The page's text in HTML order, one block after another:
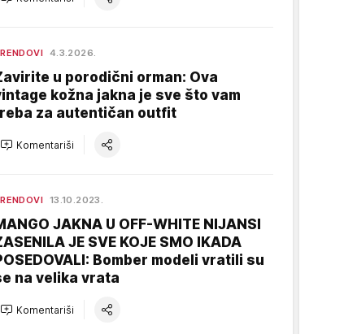
4.3.2026.
u porodični orman: Ova
kožna jakna je sve što vam
za autentičan outfit
Komentariši
13.10.2023.
JAKNA U OFF-WHITE NIJANSI
JE SVE KOJE SMO IKADA
Bomber modeli vratili su
na velika vrata
Komentariši